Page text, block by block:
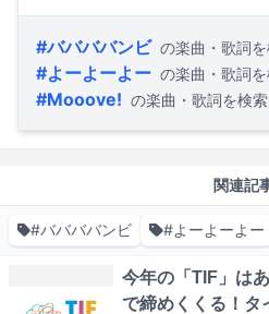
#ババババンビ の楽曲・歌詞
#よーよーよー の楽曲・歌詞
#Mooove! の楽曲・歌詞を検索
関連記
#ババババンビ #よーよーよー
今年の「TIF」は
で締めくくる！タ